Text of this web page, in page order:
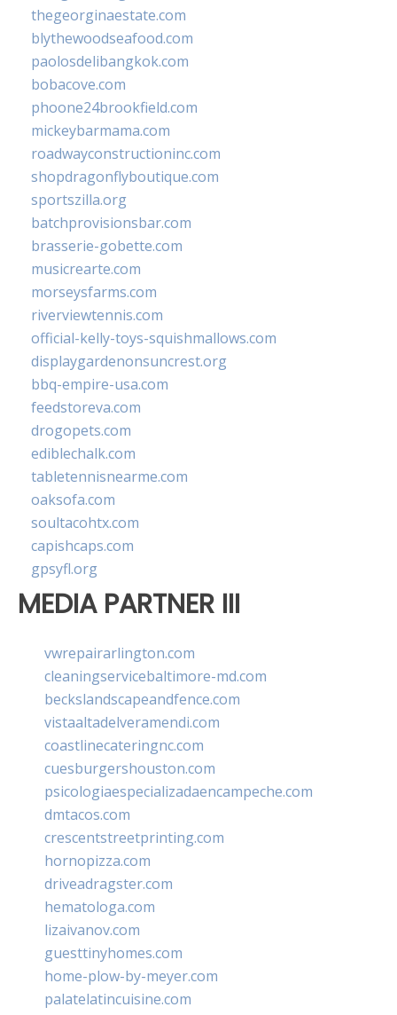
thegeorginaestate.com
blythewoodseafood.com
paolosdelibangkok.com
bobacove.com
phoone24brookfield.com
mickeybarmama.com
roadwayconstructioninc.com
shopdragonflyboutique.com
sportszilla.org
batchprovisionsbar.com
brasserie-gobette.com
musicrearte.com
morseysfarms.com
riverviewtennis.com
official-kelly-toys-squishmallows.com
displaygardenonsuncrest.org
bbq-empire-usa.com
feedstoreva.com
drogopets.com
ediblechalk.com
tabletennisnearme.com
oaksofa.com
soultacohtx.com
capishcaps.com
gpsyfl.org
MEDIA PARTNER III
vwrepairarlington.com
cleaningservicebaltimore-md.com
beckslandscapeandfence.com
vistaaltadelveramendi.com
coastlinecateringnc.com
cuesburgershouston.com
psicologiaespecializadaencampeche.com
dmtacos.com
crescentstreetprinting.com
hornopizza.com
driveadragster.com
hematologa.com
lizaivanov.com
guesttinyhomes.com
home-plow-by-meyer.com
palatelatincuisine.com